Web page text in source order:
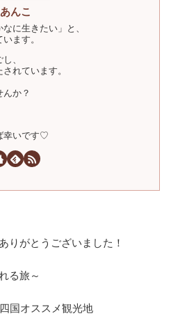
あんこ
に生きたい」と、
ます。
、
れています。
か？
幸いです♡
りがとうございました！
る旅～
国オススメ観光地